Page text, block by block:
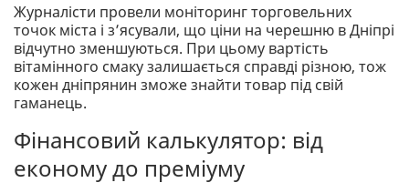
Журналісти провели моніторинг торговельних
точок міста і з’ясували, що ціни на черешню в Дніпрі
відчутно зменшуються. При цьому вартість
вітамінного смаку залишається справді різною, тож
кожен дніпрянин зможе знайти товар під свій
гаманець.
Фінансовий калькулятор: від
економу до преміуму